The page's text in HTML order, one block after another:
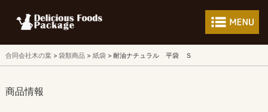
フードパッケー
合同会社木の葉 袋類商品 紙袋 耐油ナチュラル 平袋 Ｓ
商品情報